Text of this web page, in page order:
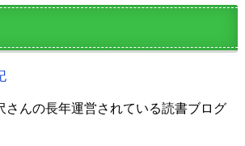
さんの長年運営されている読書ブログ